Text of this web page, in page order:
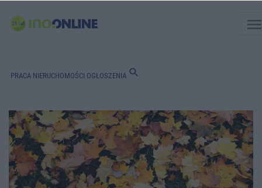
PRACA NIERUCHOMOŚCI OGŁOSZENIA search